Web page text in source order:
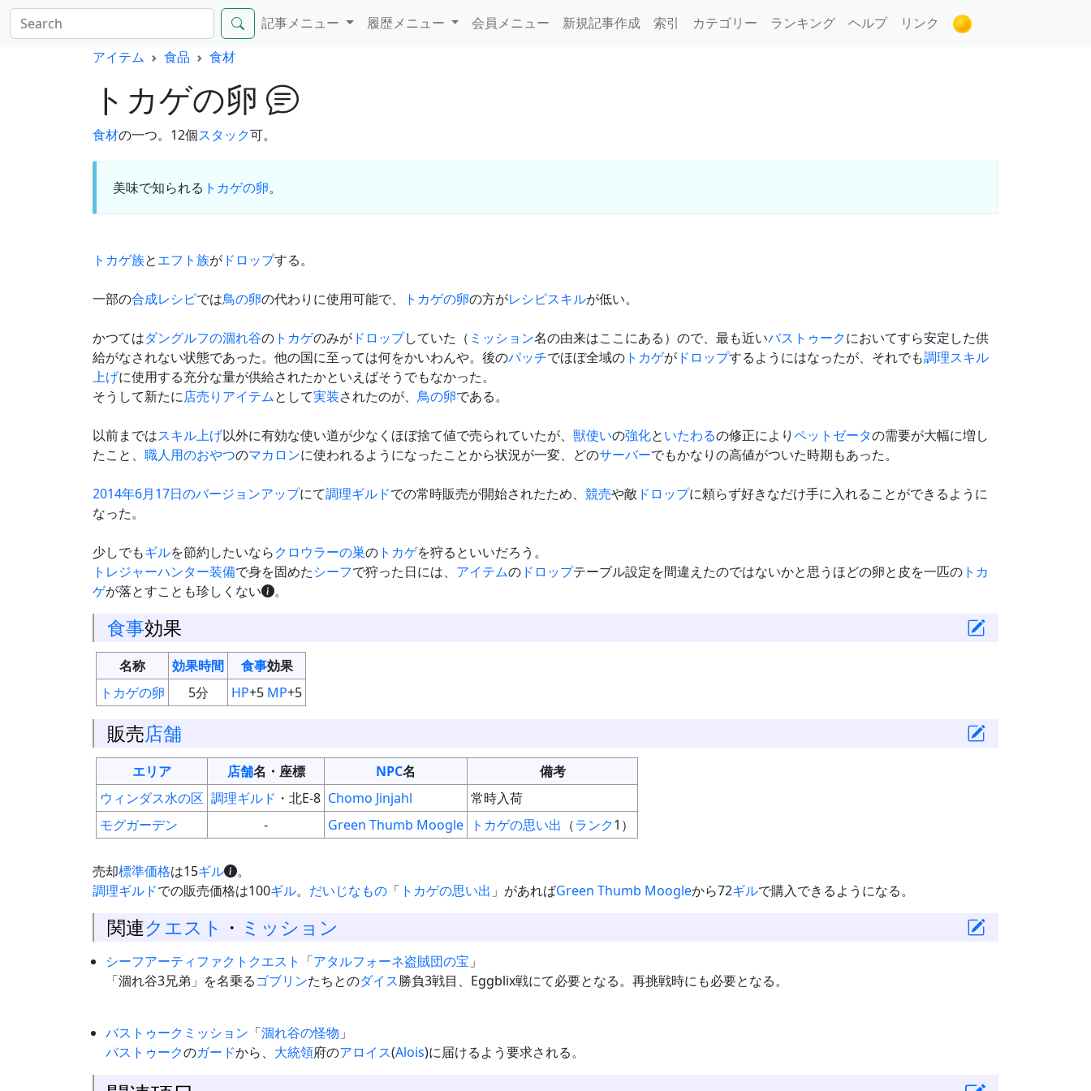
記事メニュー 履歴メニュー 会員メニュー 新規記事作成 索引 カテゴリー ランキング ヘルプ
リンク
アイテム
食品 食材
トカゲの卵
食材の一つ。12個スタック可。
美味で知られる トカゲの卵。
トカゲ族とエフト族が ドロップする。
一部の合成レシピでは鳥の卵の代わりに使用可能で、 トカゲの卵の方がレシピスキルが低い。
かつてはダングルフの涸れ谷の トカゲのみが ドロップしていた（ ミッション名の由来はここにある）ので、最も近いバストゥークにおいてすら安定した供
給がなされない状態であった。他の国に至っては何をかいわんや。後のパッチでほぼ全域の トカゲが ドロップするようにはなったが、それでも調理スキル
上げに使用する充分な量が供給されたかといえばそうでもなかった。
そうして新たに店売り アイテムとして実装されたのが、 鳥の卵である。
以前まではスキル上げ以外に有効な使い道が少なくほぼ捨て値で売られていたが、 獣使いの強化といたわるの修正によりペットゼータの需要が大幅に増し
たこと、 職人用のおやつのマカロンに使われるようになったことから状況が一変、どのサーバーでもかなりの高値がついた時期もあった。
2014年6月17日のバージョンアップにて調理ギルドでの常時販売が開始されたため、 競売や敵 ドロップに頼らず好きなだけ手に入れることができるように
なった。
少しでもギルを節約したいならクロウラーの巣の トカゲを狩るといいだろう。
トレジャーハンター装備で身を固めたシーフで狩った日には、 アイテムの ドロップテーブル設定を間違えたのではないかと思うほどの卵と皮を一匹の トカ
ゲが落とすことも珍しくない 。
食事効果
名称 効果時間 食事効果
トカゲの卵
5分 HP+5 MP+5
販売店舗
エリア 店舗名・座標 NPC名
備考
ウィンダス水の区 調理ギルド ・北E-8 Chomo Jinjahl
常時入荷
モグガーデン
- Green Thumb Moogle トカゲの思い出 （ランク1）
売却標準価格は15ギル
。
調理ギルドでの販売価格は100ギル。 だいじなもの 「 トカゲの思い出 」があればGreen Thumb Moogleから72ギルで購入できるようになる。
関連クエスト ・ ミッション
シーフアーティファクト クエスト 「アタルフォーネ盗賊団の宝 」
「涸れ谷3兄弟」を名乗るゴブリンたちとのダイス勝負3戦目、Eggblix戦にて必要となる。再挑戦時にも必要となる。
バストゥークミッション 「涸れ谷の怪物 」
バストゥークのガードから、 大統領府のアロイス(Alois)に届けるよう要求される。